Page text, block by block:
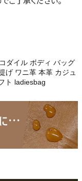
ダイル ボディ バッグ
げ ワニ革 本革 カジュ
ト ladiesbag